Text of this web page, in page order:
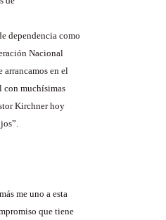
dependencia como
Nacional
arrancamos en el
con muchísimas
Kirchner hoy
me uno a esta
que tiene